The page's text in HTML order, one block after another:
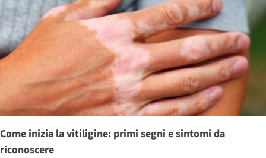
Come inizia la vitiligine: primi segni e sintomi da
riconoscere